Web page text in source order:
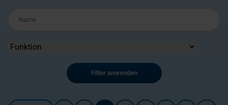
Funktion
Filter anwenden